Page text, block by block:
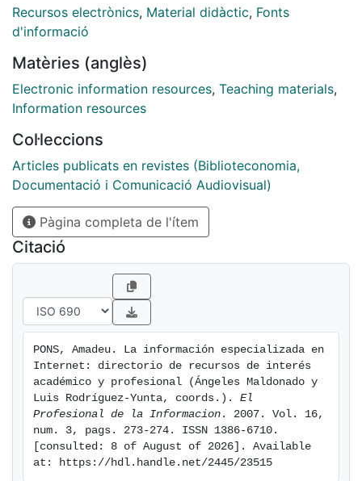
Recursos electrònics, Material didàctic, Fonts
d'informació
Matèries (anglès)
Electronic information resources, Teaching materials,
Information resources
Col·leccions
Articles publicats en revistes (Biblioteconomia,
Documentació i Comunicació Audiovisual)
Pàgina completa de l'ítem
Citació
PONS, Amadeu. La información especializada en
Internet: directorio de recursos de interés
académico y profesional (Ángeles Maldonado y
Luis Rodríguez-Yunta, coords.). El
Profesional de la Informacion . 2007. Vol. 16,
num. 3, pags. 273-274. ISSN 1386-6710.
[consulted: 8 of August of 2026]. Available
at: https://hdl.handle.net/2445/23515